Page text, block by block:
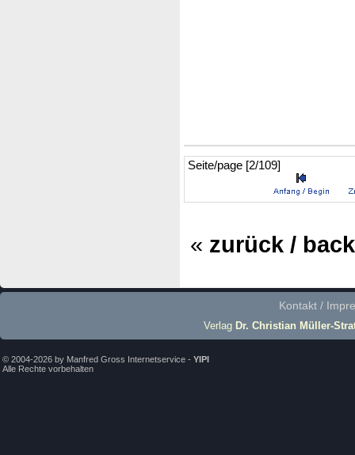
Seite/page [2/109]
« zurück / back
Kontakt /
Verlag Dr. Christian Müller-
© 2004-2026 by Manfred Gross Internetservice - YIPI
Alle Rechte vorbehalten